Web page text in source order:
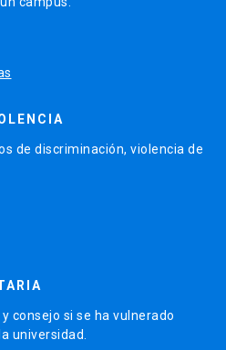
de discriminación, violencia de
consejo si se ha vulnerado
universidad.